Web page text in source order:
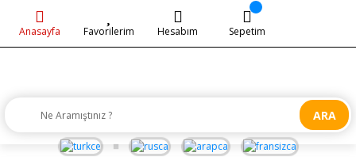
ARA
Anasayfa Favorilerim Hesabım Sepetim